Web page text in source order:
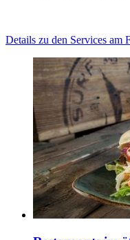
Details zu den Services am